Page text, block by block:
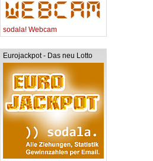
sodala! Webcam
Eurojackpot - Das neu Lotto